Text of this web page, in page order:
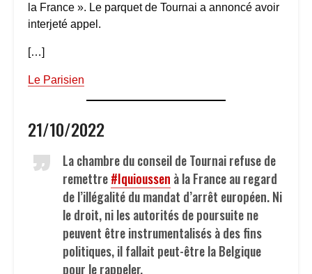
la France ». Le parquet de Tournai a annoncé avoir
interjeté appel.
[…]
Le Parisien
21/10/2022
La chambre du conseil de Tournai refuse de
remettre#Iquioussen à la France au regard
de l’illégalité du mandat d’arrêt européen. Ni
le droit, ni les autorités de poursuite ne
peuvent être instrumentalisés à des fins
politiques, il fallait peut-être la Belgique
pour le rappeler.